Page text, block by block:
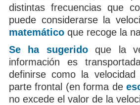
distintas frecuencias que
puede considerarse la
matemático que recoge la
Se ha sugeridoque la
información es
definirse como la
parte frontal (en forma de
no excede el valor de la